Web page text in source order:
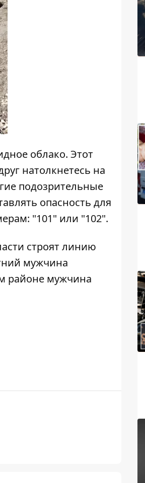
облако. Этот
натолкнетесь на
подозрительные
опасность для
"101" или "102".
строят линию
мужчина
районе мужчина